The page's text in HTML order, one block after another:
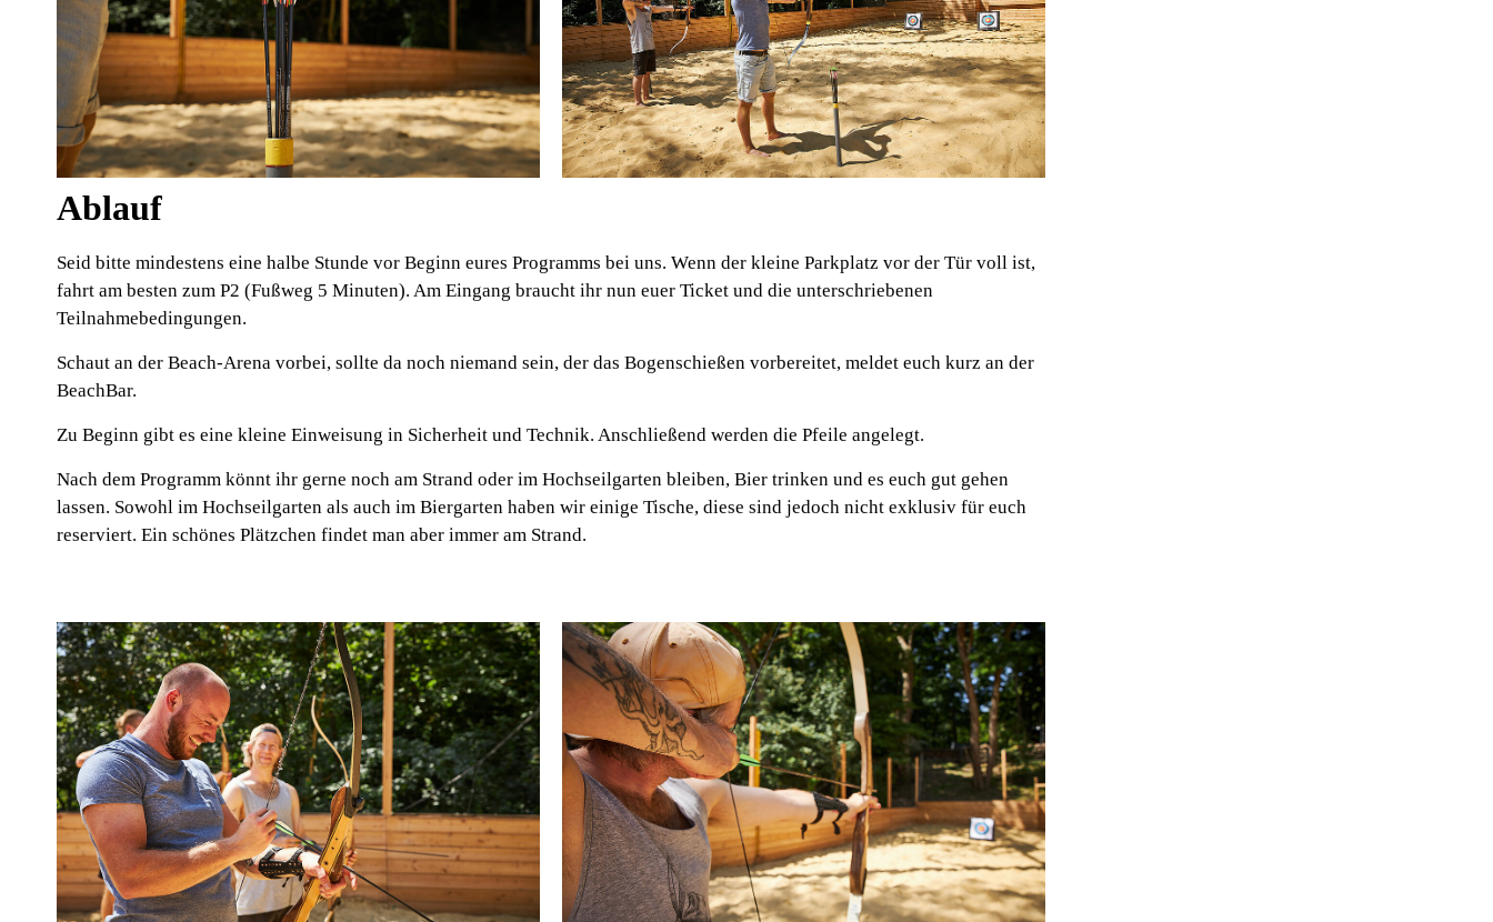
Ablauf
Seid bitte mindestens eine halbe Stunde vor Beginn eures Programms bei uns. Wenn der kleine Parkplatz vor der Tür voll ist,
fahrt am besten zum P2 (Fußweg 5 Minuten). Am Eingang braucht ihr nun euer Ticket und die unterschriebenen
Teilnahmebedingungen.
Schaut an der Beach-Arena vorbei, sollte da noch niemand sein, der das Bogenschießen vorbereitet, meldet euch kurz an der
BeachBar.
Zu Beginn gibt es eine kleine Einweisung in Sicherheit und Technik. Anschließend werden die Pfeile angelegt.
Nach dem Programm könnt ihr gerne noch am Strand oder im Hochseilgarten bleiben, Bier trinken und es euch gut gehen
lassen. Sowohl im Hochseilgarten als auch im Biergarten haben wir einige Tische, diese sind jedoch nicht exklusiv für euch
reserviert. Ein schönes Plätzchen findet man aber immer am Strand.